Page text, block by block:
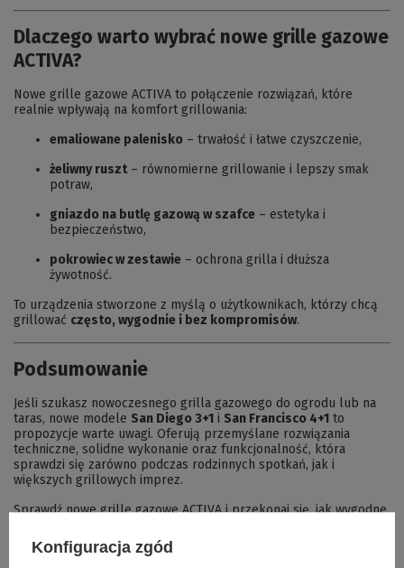
Dlaczego warto wybrać nowe grille gazowe
ACTIVA?
Nowe grille gazowe ACTIVA to połączenie rozwiązań, które
realnie wpływają na komfort grillowania:
emaliowane palenisko – trwałość i łatwe czyszczenie,
żeliwny ruszt– równomierne grillowanie i lepszy smak
potraw,
gniazdo na butlę gazową w szafce – estetyka i
bezpieczeństwo,
pokrowiec w zestawie – ochrona grilla i dłuższa
żywotność.
To urządzenia stworzone z myślą o użytkownikach, którzy chcą
grillować często, wygodnie i bez kompromisów.
Podsumowanie
Jeśli szukasz nowoczesnego grilla gazowego do ogrodu lub na
taras, nowe modele San Diego 3+1 i San Francisco 4+1 to
propozycje warte uwagi. Oferują przemyślane rozwiązania
techniczne, solidne wykonanie oraz funkcjonalność, która
sprawdzi się zarówno podczas rodzinnych spotkań, jak i
większych grillowych imprez.
Sprawdź nowe grille gazowe ACTIVA i przekonaj się, jak wygodne
Konfiguracja zgód